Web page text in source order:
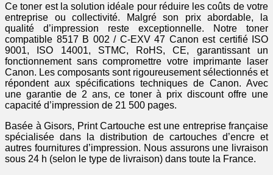
Ce toner est la solution idéale pour réduire les coûts de votre
entreprise ou collectivité. Malgré son prix abordable, la
qualité d’impression reste exceptionnelle. Notre toner
compatible 8517 B 002 / C-EXV 47 Canon est certifié ISO
9001, ISO 14001, STMC, RoHS, CE, garantissant un
fonctionnement sans compromettre votre imprimante laser
Canon. Les composants sont rigoureusement sélectionnés et
répondent aux spécifications techniques de Canon. Avec
une garantie de 2 ans, ce toner à prix discount offre une
capacité d’impression de 21 500 pages.
Basée à Gisors, Print Cartouche est une entreprise française
spécialisée dans la distribution de cartouches d’encre et
autres fournitures d’impression. Nous assurons une livraison
sous 24 h (selon le type de livraison) dans toute la France.